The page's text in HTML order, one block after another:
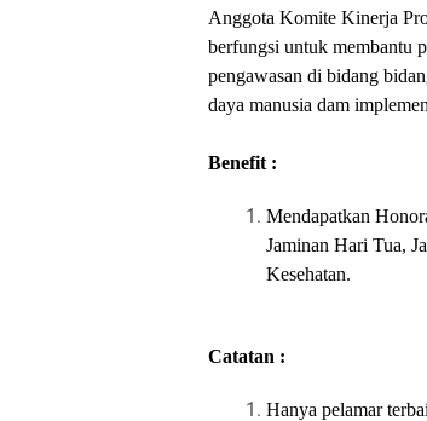
Anggota Komite Kinerja
berfungsi untuk membantu
pengawasan di bidang
daya manusia dam
Benefit :
Mendapatkan
Jaminan Hari Tua,
Kesehatan.
Catatan :
Hanya pelamar